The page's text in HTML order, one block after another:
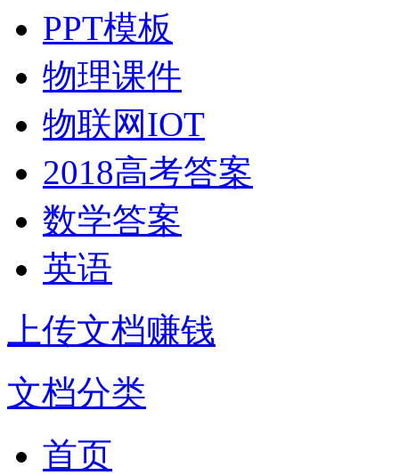
PPT模板
物理课件
物联网IOT
2018高考答案
数学答案
英语
上传文档赚钱
文档分类
首页